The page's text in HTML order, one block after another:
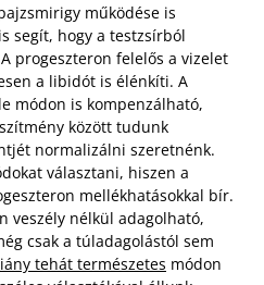
működése is
segít, hogy a testzsírból
progeszteron felelős a vizelet
a libidót is élénkíti. A
módon is kompenzálható,
között tudunk
normalizálni szeretnénk.
választani, hiszen a
mellékhatásokkal bír.
veszély nélkül adagolható,
csak a túladagolástól sem
tehát természetes módon